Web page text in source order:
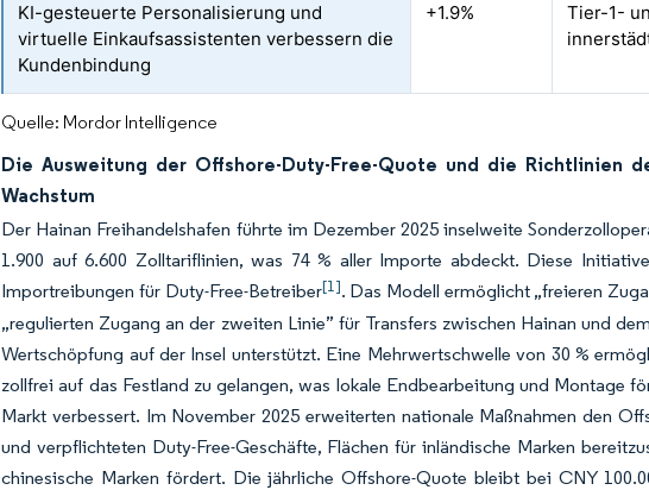
KI-gesteuerte Personalisierung und
virtuelle Einkaufsassistenten verbessern die
Kundenbindung
+1.9%
Tier-1-
Quelle: Mordor Intelligence
Die Ausweitung der Offshore-Duty-Free-Quote und die Richtlinien
Wachstum
Der Hainan Freihandelshafen führte im Dezember 2025 inselweite
1.900 auf 6.600 Zolltariflinien, was 74 % aller Importe abdeckt. Diese
Importreibungen für Duty-Free-Betreiber[1]. Das Modell ermöglicht „freieren
„regulierten Zugang an der zweiten Linie” für Transfers zwischen Hainan und
Wertschöpfung auf der Insel unterstützt. Eine Mehrwertschwelle von 30 %
zollfrei auf das Festland zu gelangen, was lokale Endbearbeitung und Montage
Markt verbessert. Im November 2025 erweiterten nationale Maßnahmen den
und verpflichteten Duty-Free-Geschäfte, Flächen für inländische Marken
chinesische Marken fördert. Die jährliche Offshore-Quote bleibt bei CNY